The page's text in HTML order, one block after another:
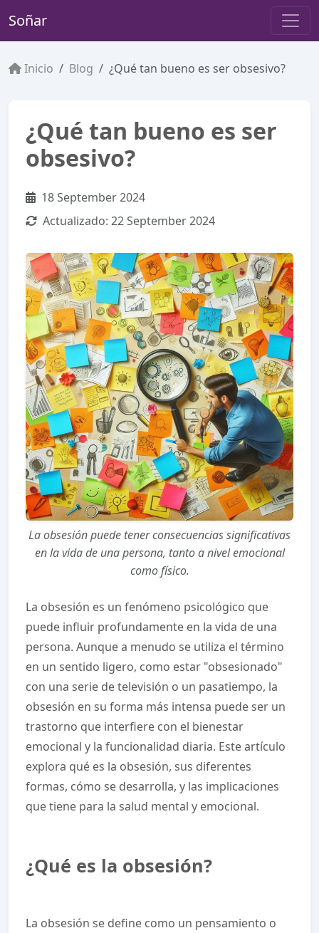
Soñar
Inicio Blog ¿Qué tan bueno es ser obsesivo?
¿Qué tan bueno es ser
obsesivo?
18 September 2024
Actualizado: 22 September 2024
La obsesión puede tener consecuencias significativas
en la vida de una persona, tanto a nivel emocional
como físico.
La obsesión es un fenómeno psicológico que
puede influir profundamente en la vida de una
persona. Aunque a menudo se utiliza el término
en un sentido ligero, como estar "obsesionado"
con una serie de televisión o un pasatiempo, la
obsesión en su forma más intensa puede ser un
trastorno que interfiere con el bienestar
emocional y la funcionalidad diaria. Este artículo
explora qué es la obsesión, sus diferentes
formas, cómo se desarrolla, y las implicaciones
que tiene para la salud mental y emocional.
¿Qué es la obsesión?
La obsesión se define como un pensamiento o